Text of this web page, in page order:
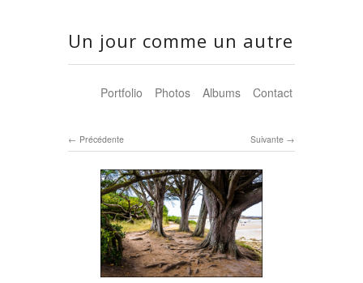
Un jour comme un autre
Portfolio Photos Albums Contact
Suivante
Précédente